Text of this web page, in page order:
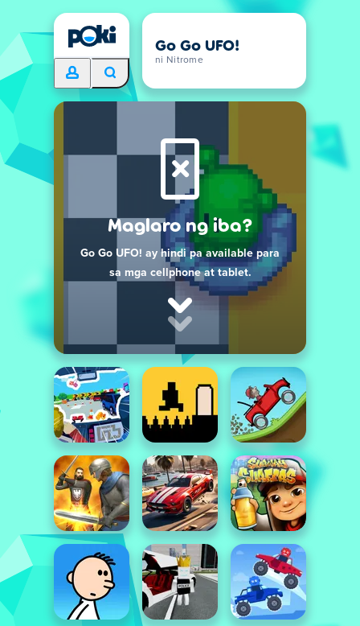
Go Go UFO!
ni Nitrome
Maglaro ng iba?
Go Go UFO! ay hindi pa available para
sa mga cellphone at tablet.